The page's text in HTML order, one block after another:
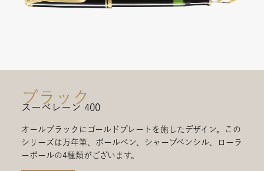
ブラック
スーベレーン 400
オールブラックにゴールドプレートを施したデザイン。この
シリーズは万年筆、ボールペン、シャープペンシル、ローラ
ーボールの4種類がございます。